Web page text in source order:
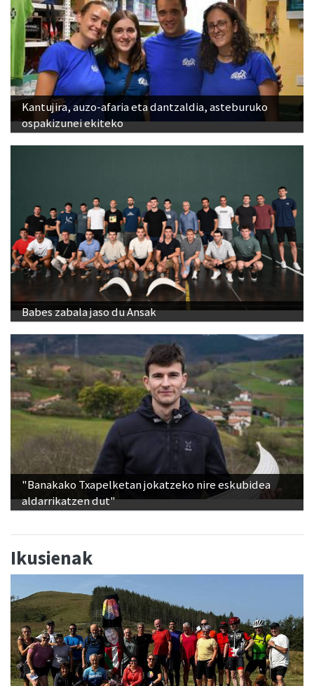
Kantujira, auzo-afaria eta dantzaldia, asteburuko
ospakizunei ekiteko
Babes zabala jaso du Ansak
"Banakako Txapelketan jokatzeko nire eskubidea
aldarrikatzen dut"
Ikusienak